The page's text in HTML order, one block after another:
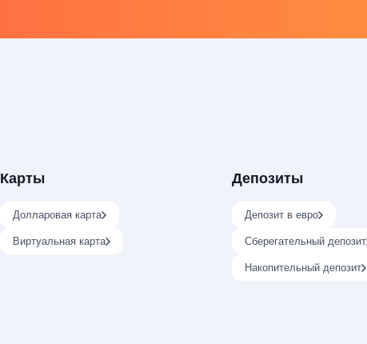
Карты
Долларовая карта
Виртуальная карта
Депозиты
Депозит в евро
Сберегательный депозит
Накопительный депозит